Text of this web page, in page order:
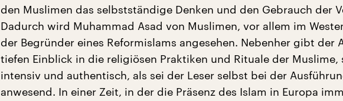
den Muslimen das selbstständige Denken und den Gebrauch der
Dadurch wird Muhammad Asad von Muslimen, vor allem im
der Begründer eines Reformislams angesehen. Nebenher gibt der
tiefen Einblick in die religiösen Praktiken und Rituale der Muslime,
intensiv und authentisch, als sei der Leser selbst bei der
anwesend. In einer Zeit, in der die Präsenz des Islam in Europa